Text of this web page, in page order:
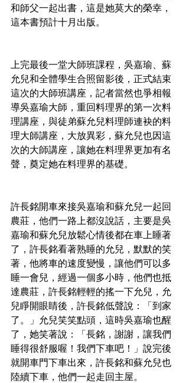
和師父一起出書，這是她莫大的榮幸，
這本書預計十月出版。
上完最後一堂大師班課程，吳嘉瑜、蘇
允兒和全體學生合照留影後，正式結束
這次的大師班講座，記者當然也爭相報
導吳嘉瑜大師，重回料理界的第一次料
理講座，與徒弟蘇允兒料理師連袂的料
理大師講座，大放異彩，蘇允兒也因這
次的大師講座，讓她在料理界更加有名
聲，奠定她在料理界的基礎。
許長銘開車來接吳嘉瑜和蘇允兒一起回
農莊，他們一路上都沒說話，主要是吳
嘉瑜和蘇允兒放鬆心情後都在車上睡著
了，許長銘看著熟睡的允兒，默默的笑
著，他將車的速度變慢，讓他們可以多
睡一會兒，經過一個多小時，他們也抵
達農莊，許長銘輕輕的搖一下允兒，允
兒睜開眼睛後，許長銘低聲說：「到家
了。」允兒笑笑點頭，這時吳嘉瑜也醒
了，她笑著說：「長銘，謝謝，讓我們
睡得很舒服喔！我們下車吧！」說完後
就開車門下車出來，許長銘和蘇允兒也
陸續下車，他們一起走回主屋。